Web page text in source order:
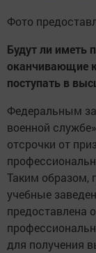
Фото
Будут ли иметь
оканчивающие
поступать в
Федеральным
военной
отсрочки от
Таким образом,
учебные
предоставлена
для получения